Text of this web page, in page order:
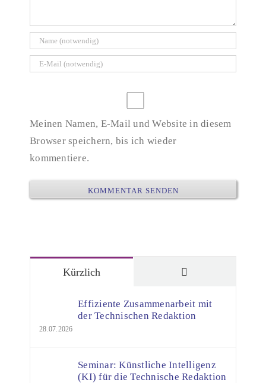
Meinen Namen, E-Mail und Website in diesem
Browser speichern, bis ich wieder
kommentiere.
Kürzlich
Effiziente Zusammenarbeit mit
der Technischen Redaktion
28.07.2026
Seminar: Künstliche Intelligenz
(KI) für die Technische Redaktion